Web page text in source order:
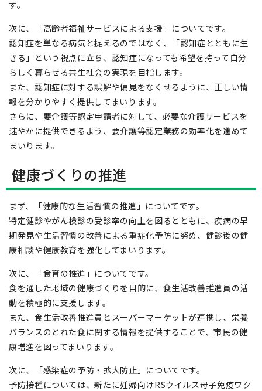
す。
次に、「高齢者福祉サービスによる支援」についてです。
認知症を単なる病気と捉えるのではなく、「認知症とともに生
きる」という視点に立ち、認知症になっても希望を持って自分
らしく暮らせる共生社会の実現を目指します。
また、認知症に対する誤解や偏見をなくせるように、正しい情
報を分かりやすく提供してまいります。
さらに、要介護等認定申請者に対して、必要な介護サービスを
速やかに提供できるよう、要介護等認定業務の効率化を進めて
まいります。
健康づくりの推進
まず、「健康的な生活習慣の推進」についてです。
特定健診やがん検診の受診率の向上を図るとともに、疾病の早
期発見や生活習慣の改善による重症化予防に努め、健診後の健
康相談や健康教育を強化してまいります。
次に、「食育の推進」についてです。
食を通した地域の健康づくりを目的に、食生活改善推進員の活
動を積極的に支援します。
また、食生活改善推進員とスーパーマーケットが連携し、栄養
バランスのとれた食に関する情報を提供することで、市民の健
康増進を図ってまいります。
次に、「感染症の予防・拡大防止」についてです。
予防接種については、新たに妊婦向けRSウイルス母子免疫ワク